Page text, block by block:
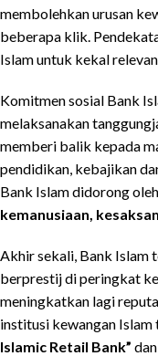
membolehkan urusan
beberapa klik.
Islam untuk kekal
Komitmen sosial Bank
melaksanakan
memberi balik kepada
pendidikan, kebajikan
Bank Islam didorong
kemanusiaan,
Akhir sekali, Bank Islam
berprestij di peringkat
meningkatkan lagi
institusi kewangan
Islamic Retail Bank” dan